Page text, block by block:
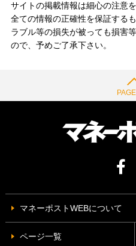
サイトの掲載情報は細心の注意
全ての情報の正確性を保証する
ラブル等の損失が被っても損害
ので、予めご了承下さい。
マネーポストWEBについて
ページ一覧